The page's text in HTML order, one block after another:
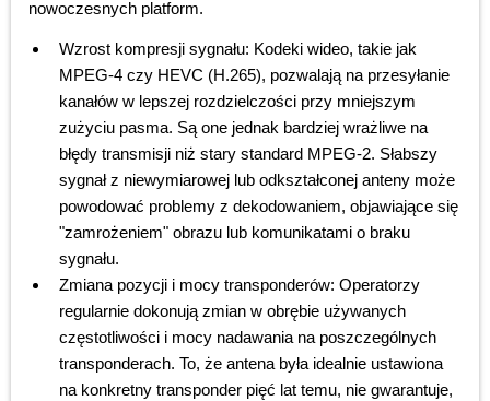
nowoczesnych platform.
Wzrost kompresji sygnału: Kodeki wideo, takie jak
MPEG-4 czy HEVC (H.265), pozwalają na przesyłanie
kanałów w lepszej rozdzielczości przy mniejszym
zużyciu pasma. Są one jednak bardziej wrażliwe na
błędy transmisji niż stary standard MPEG-2. Słabszy
sygnał z niewymiarowej lub odkształconej anteny może
powodować problemy z dekodowaniem, objawiające się
"zamrożeniem" obrazu lub komunikatami o braku
sygnału.
Zmiana pozycji i mocy transponderów: Operatorzy
regularnie dokonują zmian w obrębie używanych
częstotliwości i mocy nadawania na poszczególnych
transponderach. To, że antena była idealnie ustawiona
na konkretny transponder pięć lat temu, nie gwarantuje,